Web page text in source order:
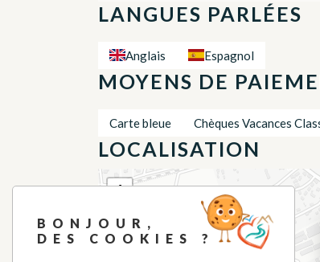
LANGUES PARLÉES
Anglais Espagnol
MOYENS DE
Carte bleue Chèques Vacances
LOCALISATION
+
−
BONJOUR,
DES COOKIES ?